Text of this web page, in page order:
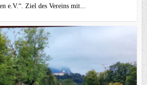
e.V.“. Ziel des Vereins mit...